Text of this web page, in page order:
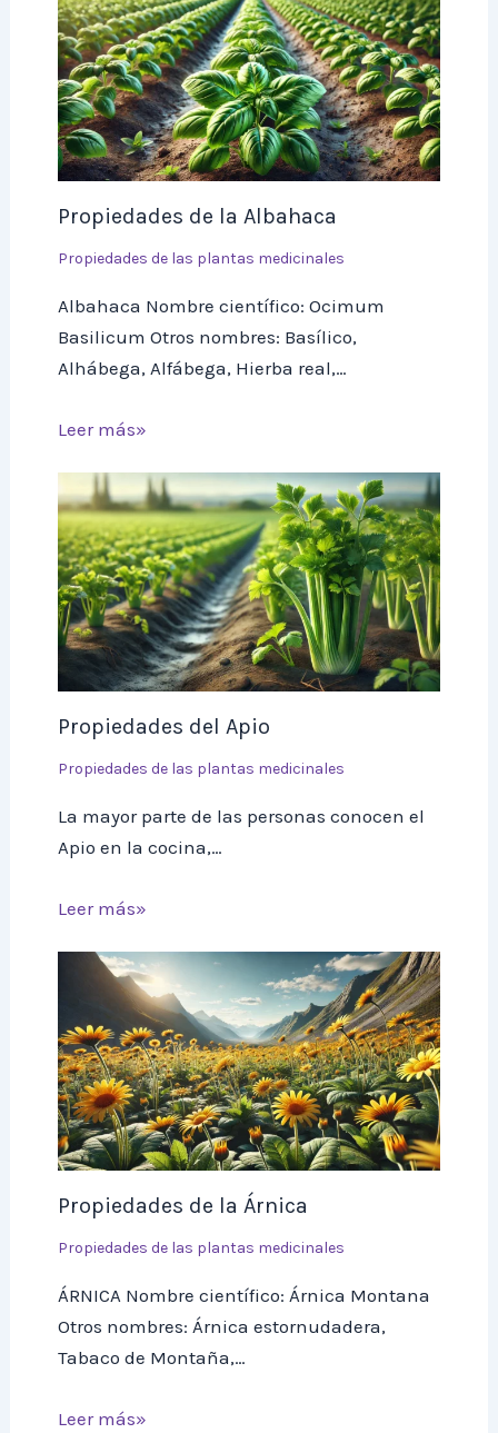
Propiedades de la Albahaca
Propiedades de las plantas medicinales
Albahaca Nombre científico: Ocimum
Basilicum Otros nombres: Basílico,
Alhábega, Alfábega, Hierba real,…
Leer más»
Propiedades del Apio
Propiedades de las plantas medicinales
La mayor parte de las personas conocen el
Apio en la cocina,…
Leer más»
Propiedades de la Árnica
Propiedades de las plantas medicinales
ÁRNICA Nombre científico: Árnica Montana
Otros nombres: Árnica estornudadera,
Tabaco de Montaña,…
Leer más»